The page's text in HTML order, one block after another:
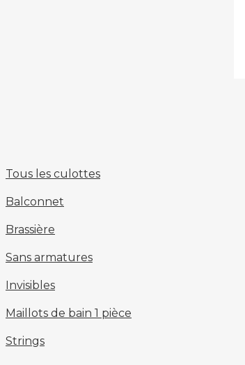
Tous les culottes
Balconnet
Brassière
Sans armatures
Invisibles
Maillots de bain 1 pièce
Strings